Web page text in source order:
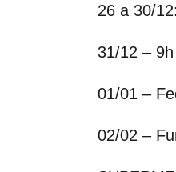
26 a 30/
31/12 –
01/01 –
02/02 –